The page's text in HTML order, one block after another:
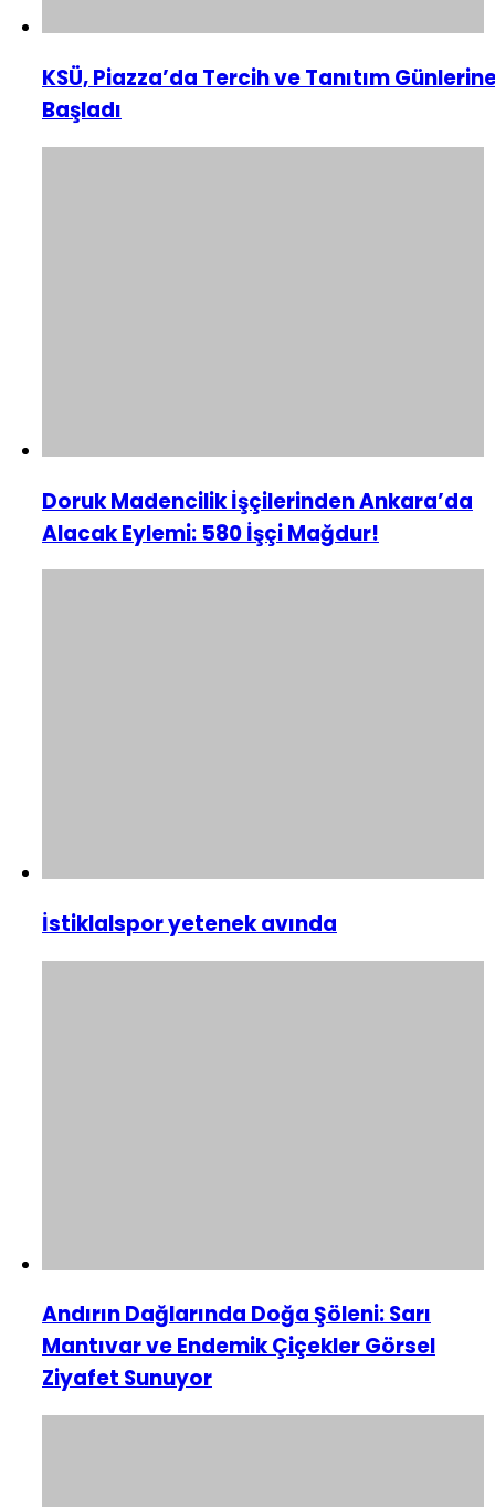
KSÜ, Piazza’da Tercih ve Tanıtım
Başladı
Doruk Madencilik İşçilerinden Ankara’da
Alacak Eylemi: 580 İşçi Mağdur!
İstiklalspor yetenek avında
Andırın Dağlarında Doğa Şöleni: Sarı
Mantıvar ve Endemik Çiçekler Görsel
Ziyafet Sunuyor